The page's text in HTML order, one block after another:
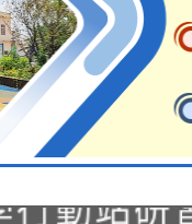
第2次
告(無人